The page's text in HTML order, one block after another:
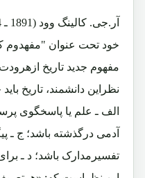
خود تحت عنوان "مفهدوم
مفهوم جديد تاريخ
نظراين دانشمند، تاريخ
الف ـ علم یا پاسخگوی
آدمی درگذشته باشد؛ ج ـ
تفسیرمدارک باشد؛ د ـ